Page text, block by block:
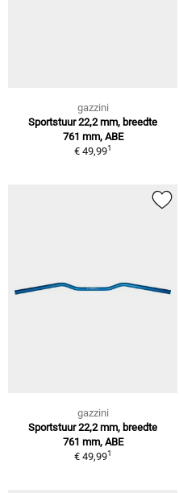
gazzini
Sportstuur 22,2 mm, breedte
761 mm, ABE
€ 49,991
gazzini
Sportstuur 22,2 mm, breedte
761 mm, ABE
€ 49,991